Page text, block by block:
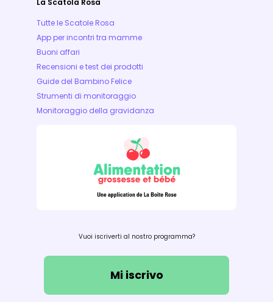
Tutte le Scatole Rosa
App per incontri tra mamme
Buoni affari
Recensioni e test dei prodotti
Guide del Bambino Felice
Strumenti di monitoraggio
Monitoraggio della gravidanza
Vuoi iscriverti al nostro programma?
Mi iscrivo